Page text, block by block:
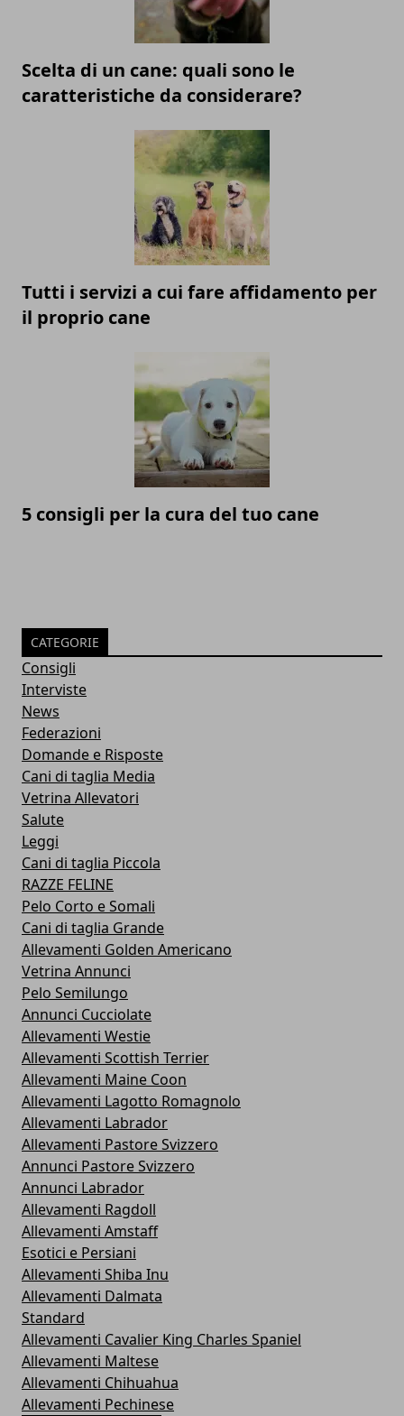
Scelta di un cane: quali sono le
caratteristiche da considerare?
Tutti i servizi a cui fare affidamento per
il proprio cane
5 consigli per la cura del tuo cane
CATEGORIE
Consigli
Interviste
News
Federazioni
Domande e Risposte
Cani di taglia Media
Vetrina Allevatori
Salute
Leggi
Cani di taglia Piccola
RAZZE FELINE
Pelo Corto e Somali
Cani di taglia Grande
Allevamenti Golden Americano
Vetrina Annunci
Pelo Semilungo
Annunci Cucciolate
Allevamenti Westie
Allevamenti Scottish Terrier
Allevamenti Maine Coon
Allevamenti Lagotto Romagnolo
Allevamenti Labrador
Allevamenti Pastore Svizzero
Annunci Pastore Svizzero
Annunci Labrador
Allevamenti Ragdoll
Allevamenti Amstaff
Esotici e Persiani
Allevamenti Shiba Inu
Allevamenti Dalmata
Standard
Allevamenti Cavalier King Charles Spaniel
Allevamenti Maltese
Allevamenti Chihuahua
Allevamenti Pechinese